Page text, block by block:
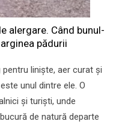
alergare. Când bunul-
pădurii
liniște, aer curat și
unul dintre ele. O
și turiști, unde
de natură departe